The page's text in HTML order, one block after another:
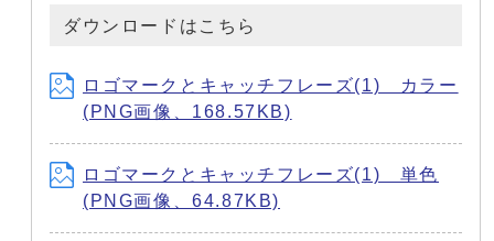
ダウンロードはこちら
ロゴマークとキャッチフレーズ(1) カラー
(PNG画像、168.57KB)
ロゴマークとキャッチフレーズ(1) 単色
(PNG画像、64.87KB)